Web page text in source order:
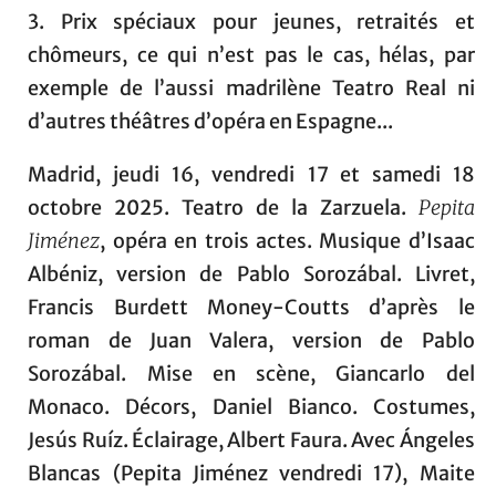
3. Prix spéciaux pour jeunes, retraités et
chômeurs, ce qui n’est pas le cas, hélas, par
exemple de l’aussi madrilène Teatro Real ni
d’autres théâtres d’opéra en Espagne...
Madrid, jeudi 16, vendredi 17 et samedi 18
octobre 2025. Teatro de la Zarzuela. Pepita
Jiménez, opéra en trois actes. Musique d’Isaac
Albéniz, version de Pablo Sorozábal. Livret,
Francis Burdett Money-Coutts d’après le
roman de Juan Valera, version de Pablo
Sorozábal. Mise en scène, Giancarlo del
Monaco. Décors, Daniel Bianco. Costumes,
Jesús Ruíz. Éclairage, Albert Faura. Avec Ángeles
Blancas (Pepita Jiménez vendredi 17), Maite